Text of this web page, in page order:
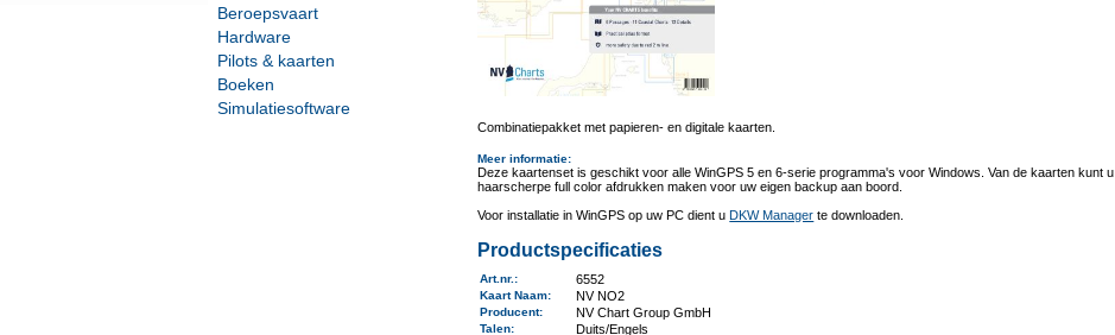
Beroepsvaart
Hardware
Pilots & kaarten
Boeken
Simulatiesoftware
Combinatiepakket met papieren- en digitale kaarten.
Meer informatie:
Deze kaartenset is geschikt voor alle WinGPS 5 en 6-serie programma's voor Windows. Van de kaarten kunt u
haarscherpe full color afdrukken maken voor uw eigen backup aan boord.
Voor installatie in WinGPS op uw PC dient u DKW Manager te downloaden.
Productspecificaties
Art.nr.: 6552
Kaart Naam: NV NO2
Producent: NV Chart Group GmbH
Talen: Duits/Engels